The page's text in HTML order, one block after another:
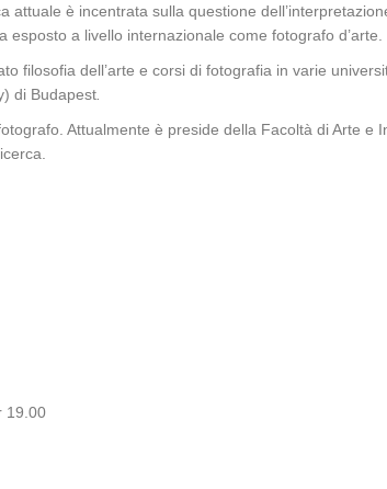
attuale è incentrata sulla questione
a livello internazionale come fotografo d’arte.
filosofia dell’arte e corsi di fotografia in varie
di Budapest
Attualmente è preside della Facoltà di Arte
19.00